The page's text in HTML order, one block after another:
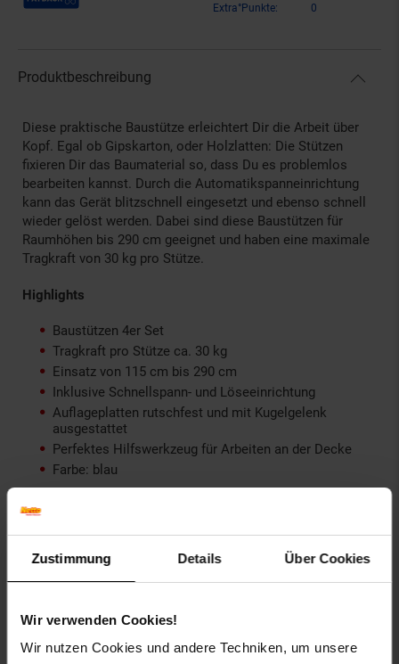
Zustimmung Details Über Cookies
Wir verwenden Cookies!
Wir nutzen Cookies und andere Techniken, um unsere
Extra°Punkte:
0
Produktbeschreibung
Diese praktische Baustütze erleichtert Dir die Arbeit über
Kopf. Egal ob Gipskarton, oder Holzlatten: Die Stützen
fixieren Dir das Baumaterial so, dass Du es problemlos
bearbeiten kannst. Durch die Automatikspanneinrichtung
kann das Gerät blitzschnell eingesetzt und ebenso schnell
wieder gelöst werden. Dabei sind diese Baustützen für
Raumhöhen bis 290 cm geeignet und haben eine maximale
Tragkraft von 30 kg pro Stütze.
Highlights
Baustützen 4er Set
Tragkraft pro Stütze ca. 30 kg
Einsatz von 115 cm bis 290 cm
Inklusive Schnellspann- und Löseeinrichtung
Auflageplatten rutschfest und mit Kugelgelenk
ausgestattet
Perfektes Hilfswerkzeug für Arbeiten an der Decke
Farbe: blau
Technische Details
Maße Auflageplatte: (LxB): 12,5 x 8 cm
Spannbereich Höhe: ca. 115 – 290 cm
Tragkraft je Stütze bei 45°: ca. 25 kg
Gewicht je Stütze: ca. 1,7 kg